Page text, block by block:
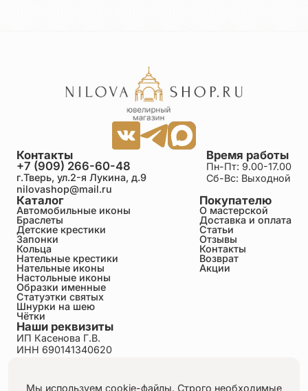
Каталог
Автомобильные иконы
Браслеты
Детские крестики
Запонки
Кольца
Нательные крестики
Нательные иконы
Настольные иконы
Образки именные
Статуэтки святых
Шнурки на шею
Чётки
Покупателю
О мастерской
Доставка и оплата
Статьи
Отзывы
Контакты
Возврат
Акции
Время работы
Пн-Пт: 9.00-17.00
Сб-Вс: Выходной
Контакты
+7 (909) 266-60-48
г.Тверь, ул.2-я Лукина, д.9
nilovashop@mail.ru
Наши реквизиты
ИП Касенова Г.В.
ИНН 690141340620
Пользовательское соглашение
Мы используем cookie-файлы. Строго необходимые